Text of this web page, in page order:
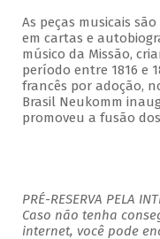
As peças musicais
em cartas e
músico da Missão,
período entre 1816 e
francês por adoção,
Brasil Neukomm
promoveu a fusão
PRÉ-RESERVA PELA
Caso não tenha
internet, você pode